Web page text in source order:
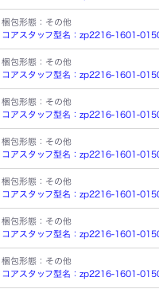
梱包形態：その他
コアスタッフ型名：zp2216-1601-
梱包形態：その他
コアスタッフ型名：zp2216-1601-
梱包形態：その他
コアスタッフ型名：zp2216-1601-
梱包形態：その他
コアスタッフ型名：zp2216-1601-
梱包形態：その他
コアスタッフ型名：zp2216-1601-
梱包形態：その他
コアスタッフ型名：zp2216-1601-
梱包形態：その他
コアスタッフ型名：zp2216-1601-